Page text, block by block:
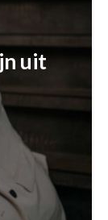
uit